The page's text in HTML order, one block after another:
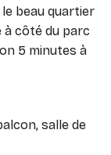
beau quartier
à côté du parc
5 minutes à
salle de